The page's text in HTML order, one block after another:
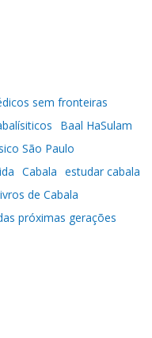
sem fronteiras
Baal HaSulam
São Paulo
Cabala estudar cabala
de Cabala
próximas gerações